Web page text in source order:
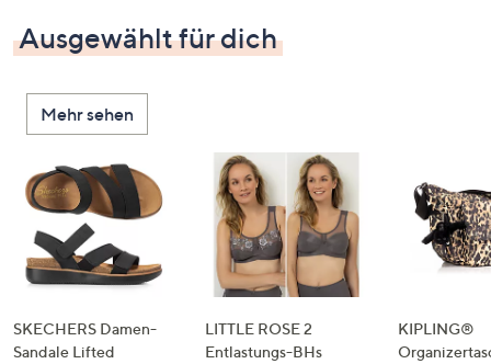
oben
und
nach
unten
oder
wischen
Sie
Touch-
Geräten
links
bzw.
Ausgewählt für dich
Mehr sehen
SKECHERS Damen-
Sandale Lifted
LITTLE ROSE 2
Entlastungs-BHs
KIPLING®